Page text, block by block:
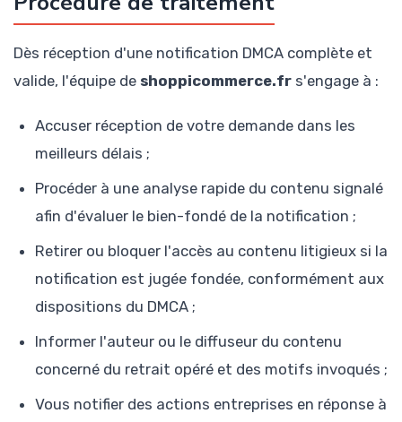
Dès réception d'une notification DMCA complète et
valide, l'équipe de shoppicommerce.fr s'engage à :
Accuser réception de votre demande dans les
meilleurs délais ;
Procéder à une analyse rapide du contenu signalé
afin d'évaluer le bien-fondé de la notification ;
Retirer ou bloquer l'accès au contenu litigieux si la
notification est jugée fondée, conformément aux
dispositions du DMCA ;
Informer l'auteur ou le diffuseur du contenu
concerné du retrait opéré et des motifs invoqués ;
Vous notifier des actions entreprises en réponse à